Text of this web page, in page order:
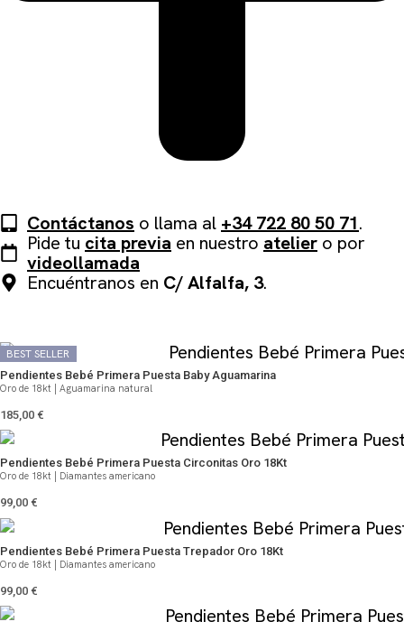
Contáctanos o llama al +34 722 80 50 71.
Pide tu cita previa en nuestro atelier o por
videollamada
Encuéntranos en C/ Alfalfa, 3.
BEST SELLER
BEST SELLER
Pendientes Bebé Primera Puesta Baby Aguamarina
Oro de 18kt | Aguamarina natural
185,00 €
Pendientes Bebé Primera Puesta Circonitas Oro 18Kt
Oro de 18kt | Diamantes americano
99,00 €
Pendientes Bebé Primera Puesta Trepador Oro 18Kt
Oro de 18kt | Diamantes americano
99,00 €